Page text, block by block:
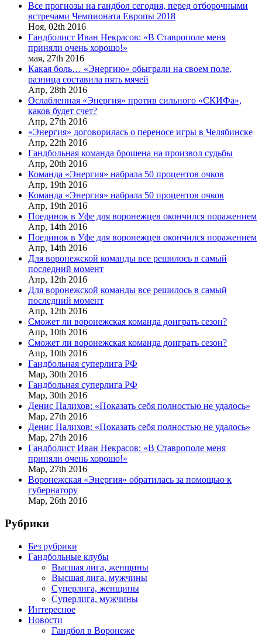
Все прогнозы на гандбол сегодня, перед отборочными
встречами Чемпионата Европы 2018
Ноя, 02th 2016
Гандболист Иван Некрасов: «В Ставрополе меня
приняли очень хорошо!»
мая, 27th 2016
Какая боль… «Энергию» обыграли на своем поле,
разница составила пять мячей
Апр, 28th 2016
Ослабленная «Энергия» против сильного «СКИФа»,
каков будет счет?
Апр, 27th 2016
«Энергия» договорилась о переносе игры в Челябинске
Апр, 22th 2016
Гандбольная команда брошена на произвол судьбы
Апр, 20th 2016
Команда «Энергия» набрала 50 процентов очков
Апр, 19th 2016
Команда «Энергия» набрала 50 процентов очков
Апр, 19th 2016
Поединок в Уфе для воронежцев окончился поражением
Апр, 14th 2016
Поединок в Уфе для воронежцев окончился поражением
Апр, 14th 2016
Для воронежской команды все решилось в самый
последний момент
Апр, 12th 2016
Для воронежской команды все решилось в самый
последний момент
Апр, 12th 2016
Сможет ли воронежская команда доиграть сезон?
Апр, 10th 2016
Сможет ли воронежская команда доиграть сезон?
Апр, 10th 2016
Гандбольная суперлига РФ
Мар, 30th 2016
Гандбольная суперлига РФ
Мар, 30th 2016
Денис Палихов: «Показать себя полностью не удалось»
Мар, 27th 2016
Денис Палихов: «Показать себя полностью не удалось»
Мар, 27th 2016
Гандболист Иван Некрасов: «В Ставрополе меня
приняли очень хорошо!»
Мар, 27th 2016
Воронежская «Энергия» обратилась за помощью к
губернатору
Мар, 26th 2016
Рубрики
Без рубрики
Гандбольные клубы
Высшая лига, женщины
Высшая лига, мужчины
Суперлига, женщины
Суперлига, мужчины
Интересное
Новости
Гандбол в Воронеже